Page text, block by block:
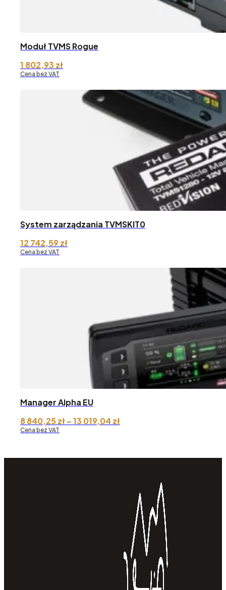
Moduł TVMS Rogue
1 802,93 zł
Cena bez VAT
System zarządzania TVMSKIT0
12 742,59zł
Cena bez VAT
Manager Alpha EU
8 840,25zł–13 019,04 złZakres
Cena bez VAT